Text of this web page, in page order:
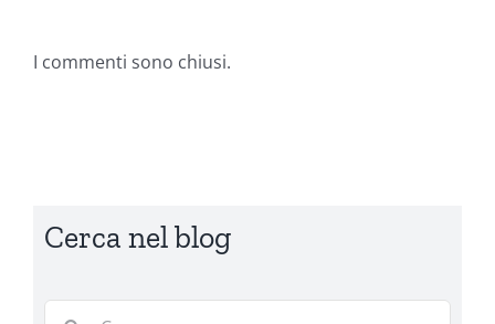
I commenti sono chiusi.
Cerca nel blog
Cerca